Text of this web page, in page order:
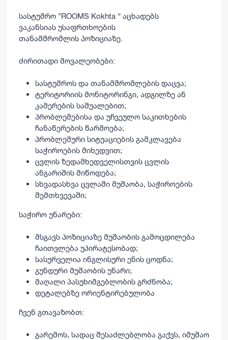
სასტუმრო "ROOMS Kokhta “ აცხადებს
ვაკანსიას უსაფრთხოების
თანამშრომლის პოზიციაზე.
ძირითადი მოვალეობები:
სასტუმროს და თანამშრომლების დაცვა;
ტერიტორიის მონიტორინგი, ადგილზე ან
კამერების საშუალებით;
პრობლემებისა და უჩვეულო საკითხების
ჩანაწერების წარმოება;
პრობლემური სიტუაციების გამკლავება
საჭიროების მიხედვით;
ცვლის ზედამხედველისთვის ცვლის
ანგარიშის მიწოდება;
სხვადასხვა ცვლაში მუშაობა, საჭიროების
შემთხვევაში;
საჭირო უნარები:
მსგავს პოზიციაზე მუშაობის გამოცდილება
ჩაითვლება უპირატესობად;
სასურველია ინგლისური ენის ცოდნა;
გუნდური მუშაობის უნარი;
მაღალი პასუხიმგებლობის გრძნობა;
დეტალებზე ორიენტირებულობა
ჩვენ გთავაზობთ:
გარემოს, სადაც შესაძლებლობა გაქვს, იმუშაო